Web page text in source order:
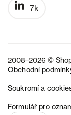
7k
2008–2026 ©
Obchodní
Soukromí a
Formulář pro